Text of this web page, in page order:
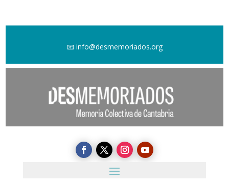
📧 info@desmemoriados.org